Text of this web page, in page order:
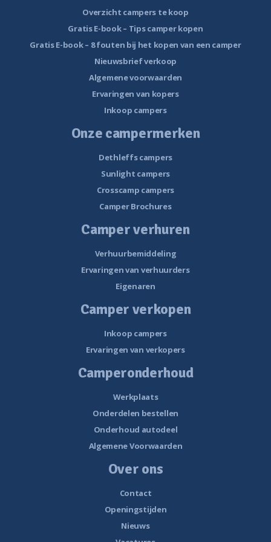
Overzicht campers te koop
Gratis E-book – Tips camper kopen
Gratis E-book – 8 fouten bij het kopen van een camper
Nieuwsbrief verkoop
Algemene voorwaarden
Ervaringen van kopers
Inkoop campers
Onze campermerken
Dethleffs campers
Sunlight campers
Crosscamp campers
Camper Brochures
Camper verhuren
Verhuurbemiddeling
Ervaringen van verhuurders
Eigenaren
Camper verkopen
Inkoop campers
Ervaringen van verkopers
Camperonderhoud
Werkplaats
Onderdelen bestellen
Onderhoud autodeel
Algemene Voorwaarden
Over ons
Contact
Openingstijden
Nieuws